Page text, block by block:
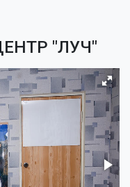
"ЛУЧ"
Обратный